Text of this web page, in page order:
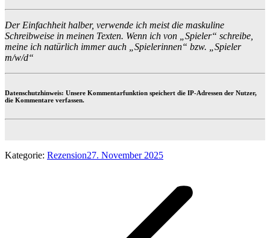
Der Einfachheit halber, verwende ich meist die maskuline
Schreibweise in meinen Texten. Wenn ich von „Spieler“ schreibe,
meine ich natürlich immer auch „Spielerinnen“ bzw. „Spieler
m/w/d“
Datenschutzhinweis: Unsere Kommentarfunktion speichert die IP-Adressen der Nutzer,
die Kommentare verfassen.
Kategorie: Rezension27. November 2025